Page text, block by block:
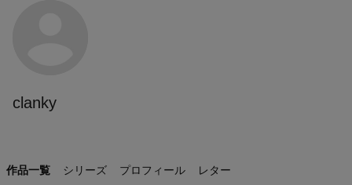
clanky
作品一覧 シリーズ プロフィール レター